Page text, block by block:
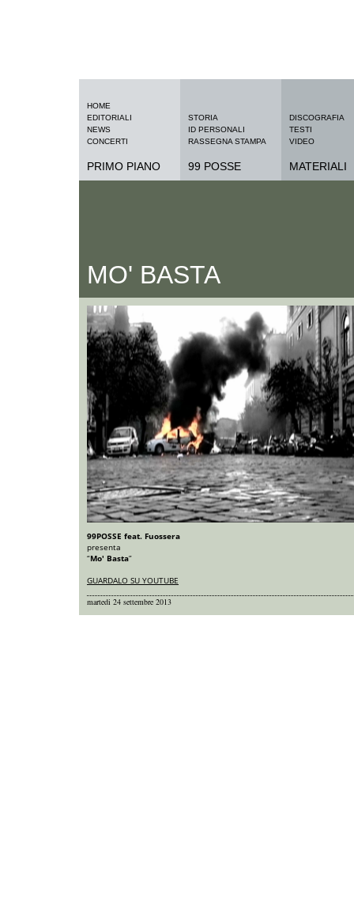
HOME
EDITORIALI
NEWS
CONCERTI
PRIMO PIANO
STORIA
ID PERSONALI
RASSEGNA STAMPA
99 POSSE
DISCOGRAFIA
TESTI
VIDEO
MATERIALI
MO' BASTA
99POSSE feat. Fuossera
presenta
“Mo' Basta”
GUARDALO SU YOUTUBE
martedi 24 settembre 2013